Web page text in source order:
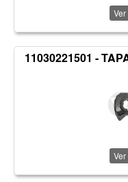
11030221501 -